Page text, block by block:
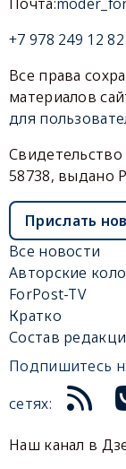
+7 978 249 12 82
Все права
материалов
для
58738, выдано
Прислать
Все новости
Авторские
ForPost-TV
Кратко
Состав
Подпишитесь
сетях:
Наш канал в